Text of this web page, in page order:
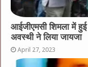
आईजीएमसी शिमला में
अवस्थी ने लिया जायजा
April 27, 2023